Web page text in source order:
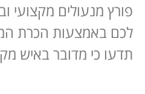
פורץ מנעולים מקצועי
לכם באמצעות הכרת
תדעו כי מדובר באיש